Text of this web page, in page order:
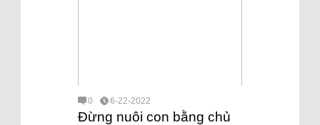
0 6-22-2022
Đừng nuôi con bằng chủ